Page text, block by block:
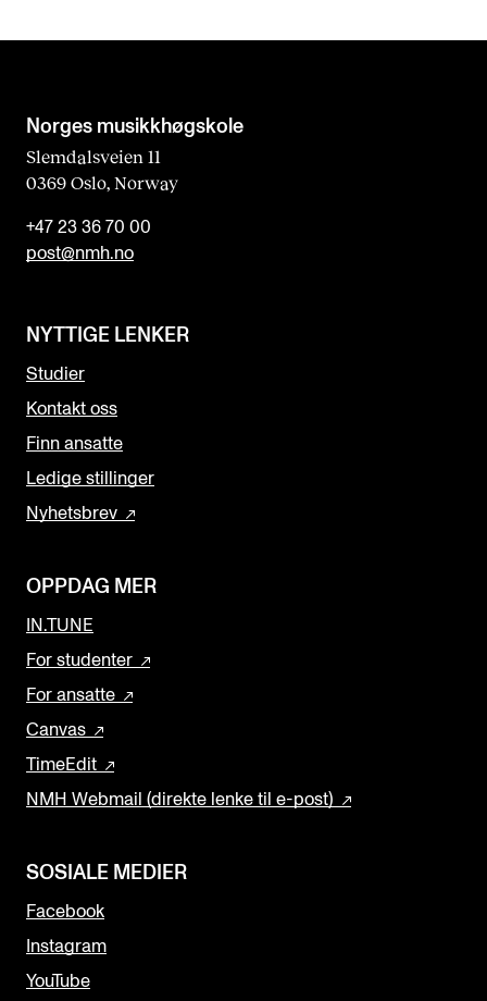
Norges musikk­høgskole
Slemdalsveien 11
0369 Oslo, Norway
+47 23 36 70 00
post@nmh.no
NYTTIGE LENKER
Studier
Kontakt oss
Finn ansatte
Ledige stillinger
Nyhetsbrev
OPPDAG MER
IN.TUNE
For studenter
For ansatte
Canvas
TimeEdit
NMH Webmail (direkte lenke til e-post)
SOSIALE MEDIER
Facebook
Instagram
YouTube